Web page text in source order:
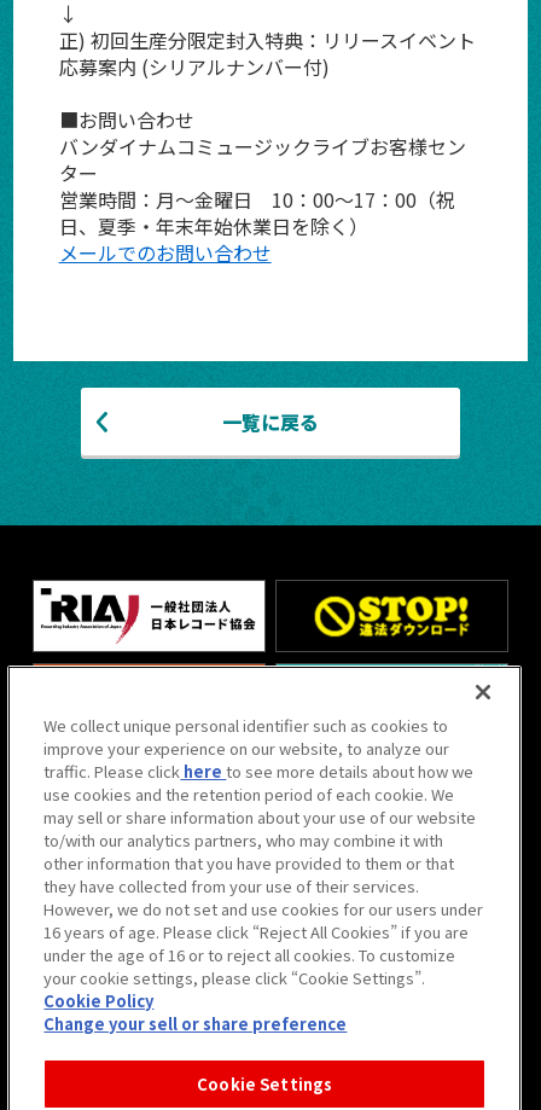
↓
正) 初回生産分限定封入特典：リリースイベント
応募案内 (シリアルナンバー付)
■お問い合わせ
バンダイナムコミュージックライブお客様セン
ター
営業時間：月～金曜日　10：00～17：00（祝
日、夏季・年末年始休業日を除く）
メールでのお問い合わせ
一覧に戻る
サイト利用について
プライバシーポリシー
ウェブアクセシビリティ方針と
検証結果
警備業法第6条に関わる
Cookie Settings
We collect unique personal identifier such as cookies to
improve your experience on our website, to analyze our
traffic. Please click hereto see more details about how we
use cookies and the retention period of each cookie. We
may sell or share information about your use of our website
to/with our analytics partners, who may combine it with
other information that you have provided to them or that
they have collected from your use of their services.
However, we do not set and use cookies for our users under
16 years of age. Please click “Reject All Cookies” if you are
under the age of 16 or to reject all cookies. To customize
your cookie settings, please click “Cookie Settings”.
Cookie Policy
Change your sell or share preference
Cookie Settings